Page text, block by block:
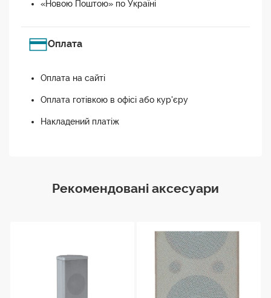
«Новою Поштою» по Україні
Оплата
Оплата на сайті
Оплата готівкою в офісі або кур'єру
Накладений платіж
Рекомендовані аксесуари